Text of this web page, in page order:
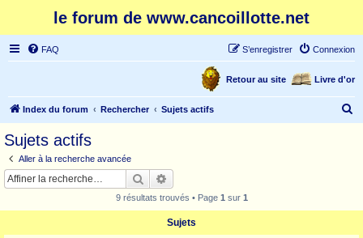
le forum de www.cancoillotte.net
FAQ Connexion
S’enregistrer
Livre d'or
Retour au site
Index du forum Rechercher Sujets actifs
Sujets actifs
Aller à la recherche avancée
Rechercher
9 résultats trouvés • Page 1 sur 1
Sujets